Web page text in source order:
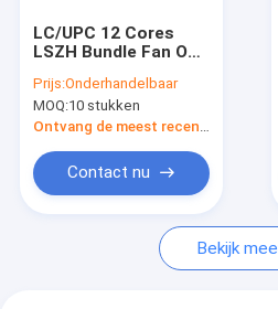
Neem contact met ons op
Nieuws
Vraag een offerte
LC/UPC 12 Cores
LSZH Bundle Fan Out
Pigtail 9/125um Gele
jas
Prijs:Onderhandelbaar
MOQ:10 stukken
Ontvang de meest recente Prijs
Contact nu
Bekijk